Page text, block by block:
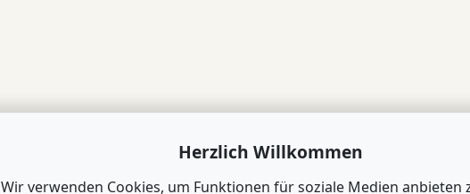
Herzlich Willkommen
Wir verwenden Cookies, um Funktionen für soziale Medien anbieten